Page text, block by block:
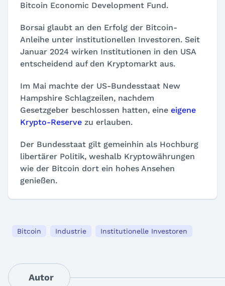
Bitcoin Economic Development Fund.
Borsai glaubt an den Erfolg der Bitcoin-
Anleihe unter institutionellen Investoren. Seit
Januar 2024 wirken Institutionen in den USA
entscheidend auf den Kryptomarkt aus.
Im Mai machte der US-Bundesstaat New
Hampshire Schlagzeilen, nachdem
Gesetzgeber beschlossen hatten, eine eigene
Krypto-Reserve zu erlauben.
Der Bundesstaat gilt gemeinhin als Hochburg
libertärer Politik, weshalb Kryptowährungen
wie der Bitcoin dort ein hohes Ansehen
genießen.
Bitcoin Industrie Institutionelle Investoren
Autor